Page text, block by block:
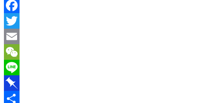
Facebook
Twitter
Email
WeChat
Line
Pinboard